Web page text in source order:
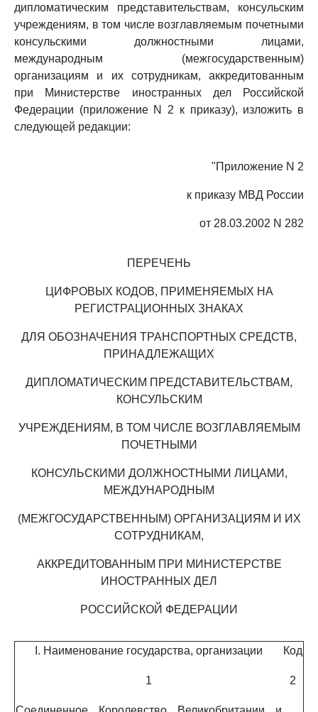
дипломатическим представительствам, консульским
учреждениям, в том числе возглавляемым почетными
консульскими должностными лицами,
международным (межгосударственным)
организациям и их сотрудникам, аккредитованным
при Министерстве иностранных дел Российской
Федерации (приложение N 2 к приказу), изложить в
следующей редакции:
"Приложение N 2
к приказу МВД России
от 28.03.2002 N 282
ПЕРЕЧЕНЬ
ЦИФРОВЫХ КОДОВ, ПРИМЕНЯЕМЫХ НА
РЕГИСТРАЦИОННЫХ ЗНАКАХ
ДЛЯ ОБОЗНАЧЕНИЯ ТРАНСПОРТНЫХ СРЕДСТВ,
ПРИНАДЛЕЖАЩИХ
ДИПЛОМАТИЧЕСКИМ ПРЕДСТАВИТЕЛЬСТВАМ,
КОНСУЛЬСКИМ
УЧРЕЖДЕНИЯМ, В ТОМ ЧИСЛЕ ВОЗГЛАВЛЯЕМЫМ
ПОЧЕТНЫМИ
КОНСУЛЬСКИМИ ДОЛЖНОСТНЫМИ ЛИЦАМИ,
МЕЖДУНАРОДНЫМ
(МЕЖГОСУДАРСТВЕННЫМ) ОРГАНИЗАЦИЯМ И ИХ
СОТРУДНИКАМ,
АККРЕДИТОВАННЫМ ПРИ МИНИСТЕРСТВЕ
ИНОСТРАННЫХ ДЕЛ
РОССИЙСКОЙ ФЕДЕРАЦИИ
I. Наименование государства, организации Код
1 2